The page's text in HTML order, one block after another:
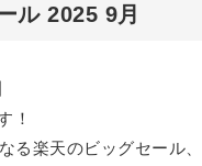
ル 2025 9月
！
る楽天のビッグセール